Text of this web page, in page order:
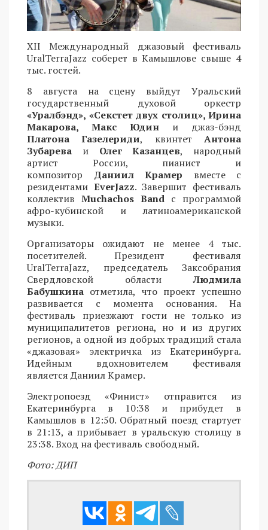
XII Международный джазовый фестиваль
UralTerraJazz соберет в Камышлове свыше 4
тыс. гостей.
8 августа на сцену выйдут Уральский
государственный духовой оркестр
«Уралбэнд», «Секстет двух столиц», Ирина
Макарова, Макс Юдин и джаз-бэнд
Платона Газелериди, квинтетАнтона
Зубарева и Олег Казанцев, народный
артист России, пианист и
композитор Даниил Крамер вместе с
резидентами EverJazz. Завершит фестиваль
коллектив Muchachos Band с программой
афро-кубинской и латиноамериканской
музыки.
Организаторы ожидают не менее 4 тыс.
посетителей. Президент фестиваля
UralTerraJazz, председатель Заксобрания
Свердловской областиЛюдмила
Бабушкина отметила, что проект успешно
развивается с момента основания. На
фестиваль приезжают гости не только из
муниципалитетов региона, но и из других
регионов, а одной из добрых традиций стала
«джазовая» электричка из Екатеринбурга.
Идейным вдохновителем фестиваля
является Даниил Крамер.
Электропоезд «Финист» отправится из
Екатеринбурга в 10:38 и прибудет в
Камышлов в 12:50. Обратный поезд стартует
в 21:13, а прибывает в уральскую столицу в
23:38. Вход на фестиваль свободный.
Фото: ДИП